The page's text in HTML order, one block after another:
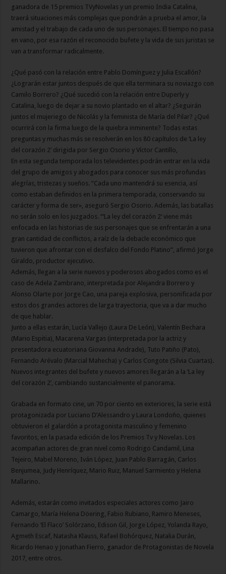
ganadora de 15 premios TVyNovelas y un premio India Catalina,
traerá situaciones más complejas que pondrán a prueba el amor, la
amistad y el trabajo de cada uno de sus personajes. El tiempo no pasa
en vano, por esa razón el reconocido bufete y la vida de sus juristas se
van a transformar radicalmente.
¿Qué pasó con la relación entre Pablo Domínguez y Julia Escallón?
¿Lograrán estar juntos después de que ella terminara su noviazgo con
Camilo Borrero? ¿Qué sucedió con la relación entre Duperly y
Catalina, luego de dejar a su novio plantado en el altar? ¿Seguirán
juntos el mujeriego de Nicolás y la feminista de María del Pilar? ¿Qué
ocurrirá con la firma luego de la quiebra inminente? Todas estas
preguntas y muchas más se resolverán en los 80 capítulos de ‘La ley
del corazón 2’ dirigida por Sergio Osorio y Víctor Cantillo,
En esta segunda temporada los televidentes podrán entrar en la vida
del grupo de amigos y abogados para conocer sus más profundas
alegrías, tristezas y sueños. “Cada uno mantendrá su esencia, así
como estaban definidos en la primera temporada, conservando su
carácter y forma de ser», aseguró Sergio Osorio. Además, las batallas
no serán solo en los juzgados. “’La ley del corazón 2’ viene más
enfocada en las historias de sus personajes que se enfrentarán a una
gran cantidad de conflictos, a raíz de la debacle económico que
tuvieron que afrontar con el desfalco del Fondo Platino”, afirmó Jorge
Giraldo, productor ejecutivo.
Además, llegan a la serie nuevos y poderosos abogados como es el
caso de Adela Zambrano, interpretada por Alejandra Borrero y
Alonso Olarte por Jorge Cao, una pareja explosiva, personificada por
estos dos grandes actores de larga trayectoria, que va a dar mucho
de que hablar.
Junto a ellas estarán, Lucía Vallejo (Laura De León), Valentín Bechara
(Mario Espitia), Macarena Vargas (interpretada por la actriz y
presentadora ecuatoriana Giovanna Andrade), Tuto Patiño (Pato),
Fernando Arévalo (Marcial Mahecha) y Carlos Congote (Silvia Cuartas).
Nuevos integrantes del bufete y nuevos amores llegarán a la ‘La ley
del corazón 2’, cambiando sustancialmente el panorama.
Grabada en formato cine, un 70 por ciento en exteriores, la serie está
protagonizada por Luciano D’Alessandro y Laura Londoño, quienes
obtuvieron el galardón a protagonista masculino y femenino
favoritos, en la pasada edición de los Premios Tv y Novelas. Los
acompañan actores de gran nivel como Rodrigo Candamil, Lina
Tejeiro, Mabel Moreno, Iván López, Juan Pablo Barragán, Carlos
Benjumea, Judy Henríquez, Mario Ruiz, Manuel Sarmiento y Helena
Mallarino.
Además, estarán como invitados especiales actores como Jairo
Camargo, María Helena Döering, Fabio Rubiano, Ramiro Meneses,
Fernando ‘El Flaco’ Solórzano, Edison Gil, Jorge López, Yolanda Rayo,
Agmeth Escaf, Natasha Klauss, Rafael Bohórquez, Natalia Durán,
Ricardo Henao y Jonathan Fierro, ganador de Protagonistas de Novela
2017, entre otros.